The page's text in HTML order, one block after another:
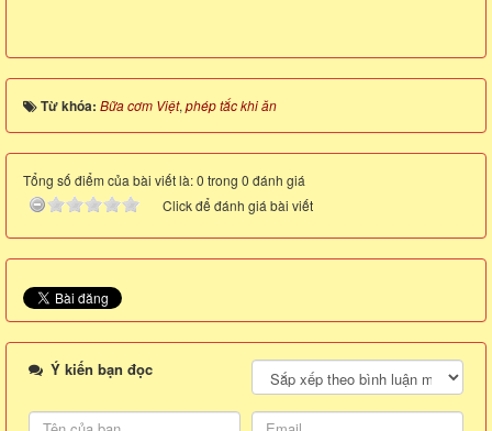
Từ khóa: Bữa cơm Việt, phép tắc khi ăn
Tổng số điểm của bài viết là: 0 trong 0 đánh giá
Click để đánh giá bài viết
Ý kiến bạn đọc